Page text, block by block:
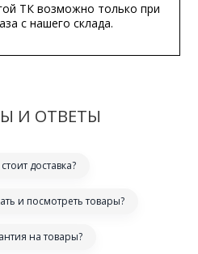
ТК возможно только при
с нашего склада.
И ОТВЕТЫ
доставка?
и посмотреть товары?
на товары?